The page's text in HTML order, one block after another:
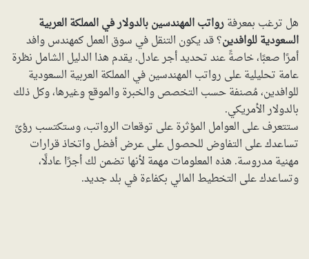
هل ترغب بمعرفةرواتب المهندسين بالدولار في المملكة العربية
السعودية للوافدين؟ قد يكون التنقل في سوق العمل كمهندس وافد
أمرًا صعبًا، خاصةً عند تحديد أجر عادل. يقدم هذا الدليل الشامل نظرة
عامة تحليلية على رواتب المهندسين في المملكة العربية السعودية
للوافدين، مُصنفة حسب التخصص والخبرة والموقع وغيرها، وكل ذلك
بالدولار الأمريكي.
ستتعرف على العوامل المؤثرة على توقعات الرواتب، وستكتسب رؤىً
تساعدك على التفاوض للحصول على عرض أفضل واتخاذ قرارات
مهنية مدروسة. هذه المعلومات مهمة لأنها تضمن لك أجرًا عادلًا،
وتساعدك على التخطيط المالي بكفاءة في بلد جديد.